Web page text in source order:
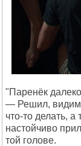
"Паренёк
— Решил,
что-то делать, а
настойчиво
той голове.